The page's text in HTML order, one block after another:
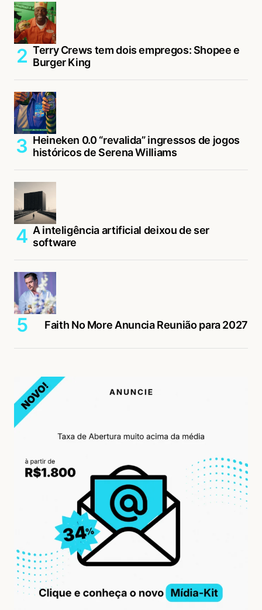
Terry Crews tem dois empregos: Shopee e
Burger King
Heineken 0.0 “revalida” ingressos de jogos
históricos de Serena Williams
A inteligência artificial deixou de ser
software
Faith No More Anuncia Reunião para 2027